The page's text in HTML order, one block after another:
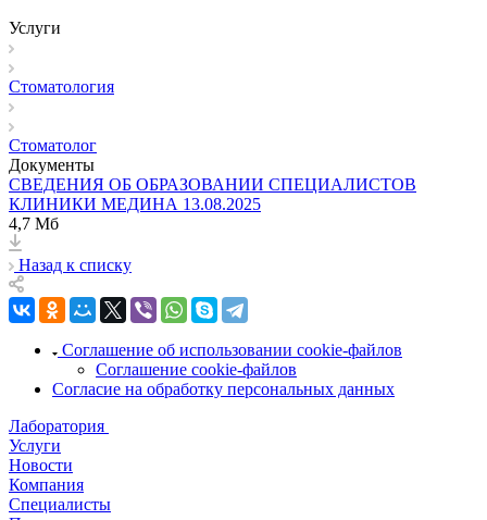
Услуги
Стоматология
Стоматолог
Документы
СВЕДЕНИЯ ОБ ОБРАЗОВАНИИ СПЕЦИАЛИСТОВ
КЛИНИКИ МЕДИНА 13.08.2025
4,7 Мб
Назад к списку
Соглашение об использовании cookie-файлов
Соглашение cookie-файлов
Согласие на обработку персональных данных
Лаборатория
Услуги
Новости
Компания
Специалисты